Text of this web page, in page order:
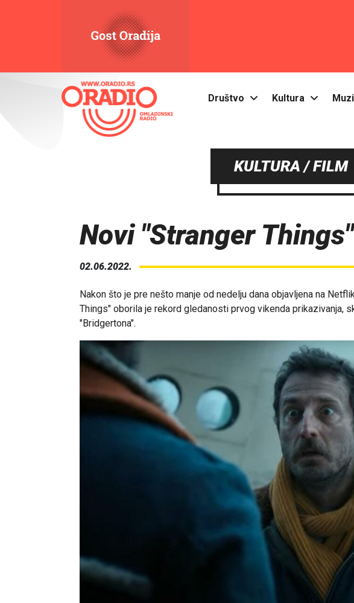
Društvo Kultura
KULTURA / FILM
Novi "Stranger
02.06.2022.
Nakon što je pre nešto manje od nedelju dana objavljena na
Things" oborila je rekord gledanosti prvog vikenda prikazivanja,
"Bridgertona".